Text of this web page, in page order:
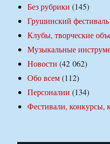
Без рубрики (145)
Грушинский фестиваль
Клубы, творческие
Музыкальные
Новости (42 062)
Обо всем(112)
Персоналии (134)
Фестивали, конкурсы,